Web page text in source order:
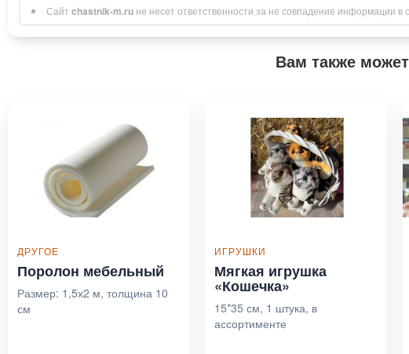
Сайт chastnik-m.ru не несет ответственности за не совпадение информации в
Вам также
ДРУГОЕ
Поролон мебельный
Размер: 1,5х2 м, толщина 10
см
ИГРУШКИ
Мягкая игрушка
«Кошечка»
15*35 см, 1 штука, в
ассортименте